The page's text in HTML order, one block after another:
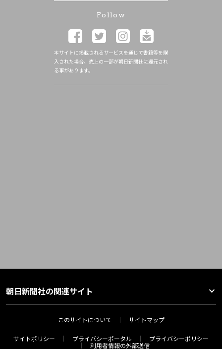
Follow
本サイトに掲載されるサービスを通じて書籍等を購
入された場合、売上の一部が朝日新聞社に還元され
る事があります。
朝日新聞社の関連サイト
このサイトについて サイトマップ
サイトポリシー プライバシーポータル
プライバシーポリシー
利用者情報の外部送信